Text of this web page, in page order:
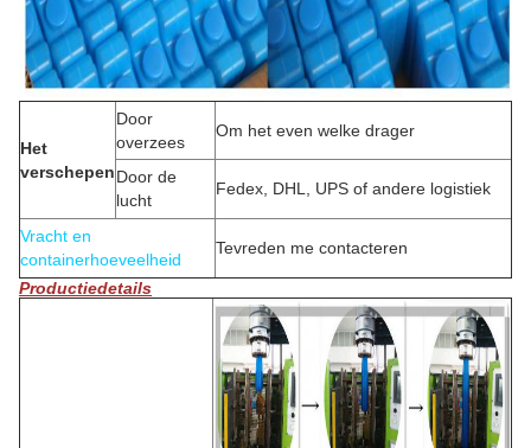
Het
verschepen
Door
overzees
Om het even welke drager
Door de
lucht
Fedex, DHL, UPS of andere logistiek
Vracht en
containerhoeveelheid
Tevreden me contacteren
Productiedetails